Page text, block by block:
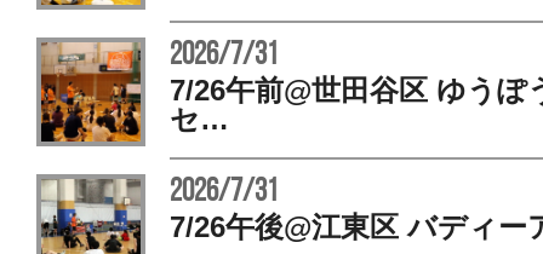
2026/7/31
7/26午前@世田谷区 ゆうぽ
セ…
2026/7/31
7/26午後@江東区 バディ